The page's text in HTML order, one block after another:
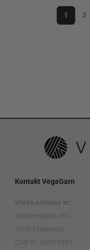
1 2
Kontakt VegaGarn
Vores adresse er:
Vendersgade 26C
7000 Fredericia
CVR nr. 36593989